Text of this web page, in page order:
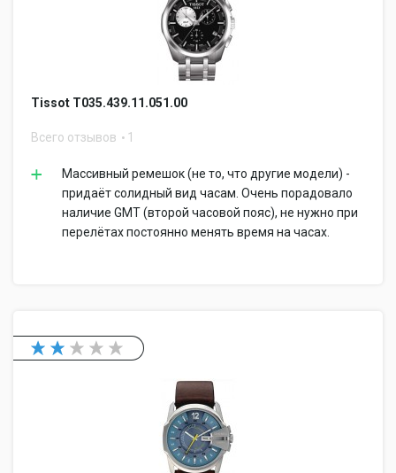
Tissot T035.439.11.051.00
Всего отзывов 1
Массивный ремешок (не то, что другие модели) -
придаёт солидный вид часам. Очень порадовало
наличие GMT (второй часовой пояс), не нужно при
перелётах постоянно менять время на часах.